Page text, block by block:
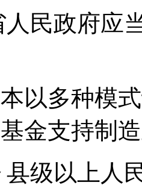
民政府应
以多种模
金支持制
县级以上人